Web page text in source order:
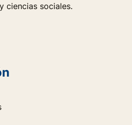
ciencias sociales.